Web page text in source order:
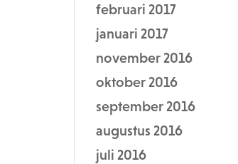
februari 2017
januari 2017
november 2016
oktober 2016
september 2016
augustus 2016
juli 2016